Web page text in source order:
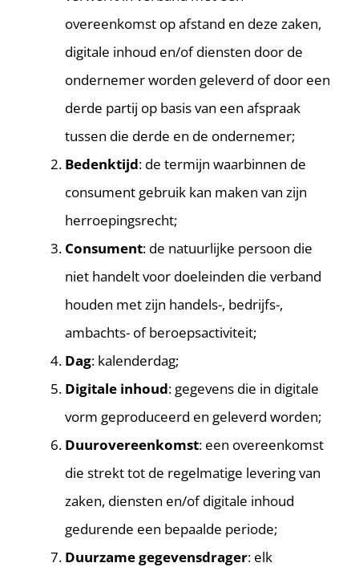
overeenkomst op afstand en deze zaken,
digitale inhoud en/of diensten door de
ondernemer worden geleverd of door een
derde partij op basis van een afspraak
tussen die derde en de ondernemer;
Bedenktijd: de termijn waarbinnen de
consument gebruik kan maken van zijn
herroepingsrecht;
Consument: de natuurlijke persoon die
niet handelt voor doeleinden die verband
houden met zijn handels-, bedrijfs-,
ambachts- of beroepsactiviteit;
Dag: kalenderdag;
Digitale inhoud: gegevens die in digitale
vorm geproduceerd en geleverd worden;
Duurovereenkomst: een overeenkomst
die strekt tot de regelmatige levering van
zaken, diensten en/of digitale inhoud
gedurende een bepaalde periode;
Duurzame gegevensdrager: elk